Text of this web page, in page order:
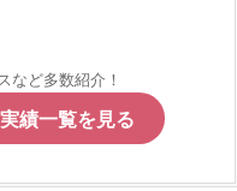
など多数紹介！
績一覧を見る